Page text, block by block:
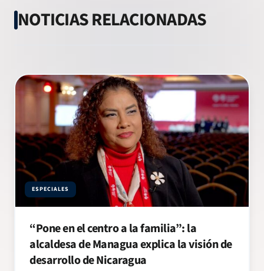
NOTICIAS RELACIONADAS
ESPECIALES
“Pone en el centro a la familia”: la
alcaldesa de Managua explica la visión de
desarrollo de Nicaragua